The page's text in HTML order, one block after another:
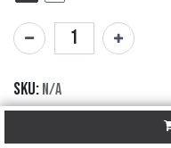
SKU:N/A
Brand:DGK